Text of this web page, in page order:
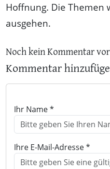
Hoffnung. Die Themen
ausgehen.
Noch kein Kommentar
Kommentar
Ihr Name *
Ihre E-Mail-Adresse *